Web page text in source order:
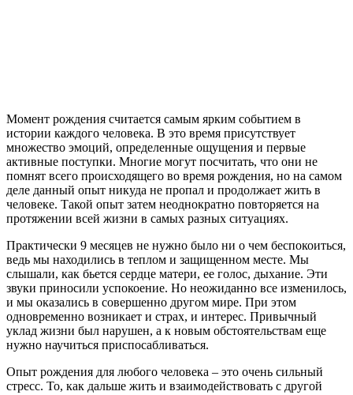
Момент рождения считается самым ярким событием в
истории каждого человека. В это время присутствует
множество эмоций, определенные ощущения и первые
активные поступки. Многие могут посчитать, что они не
помнят всего происходящего во время рождения, но на самом
деле данный опыт никуда не пропал и продолжает жить в
человеке. Такой опыт затем неоднократно повторяется на
протяжении всей жизни в самых разных ситуациях.
Практически 9 месяцев не нужно было ни о чем беспокоиться,
ведь мы находились в теплом и защищенном месте. Мы
слышали, как бьется сердце матери, ее голос, дыхание. Эти
звуки приносили успокоение. Но неожиданно все изменилось,
и мы оказались в совершенно другом мире. При этом
одновременно возникает и страх, и интерес. Привычный
уклад жизни был нарушен, а к новым обстоятельствам еще
нужно научиться приспосабливаться.
Опыт рождения для любого человека – это очень сильный
стресс. То, как дальше жить и взаимодействовать с другой